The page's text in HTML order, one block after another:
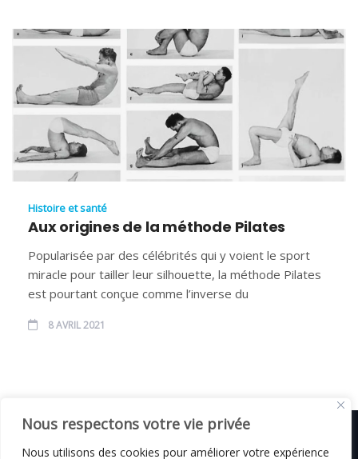
Nous respectons votre vie privée
Nous utilisons des cookies pour améliorer votre expérience
Histoire et santé
Aux origines de la méthode Pilates
Popularisée par des célébrités qui y voient le sport
miracle pour tailler leur silhouette, la méthode Pilates
est pourtant conçue comme l’inverse du
8 AVRIL 2021